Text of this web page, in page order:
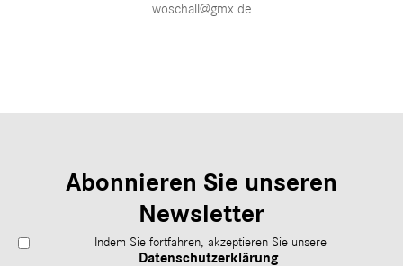
woschall@gmx.de
Abonnieren Sie unseren
Newsletter
Indem Sie fortfahren, akzeptieren Sie unsere
Datenschutzerklärung.